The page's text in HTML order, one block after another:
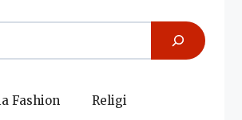
Fashion Religi